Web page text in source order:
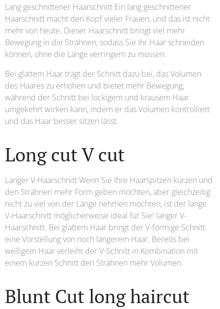
Lang geschnittener Haarschnitt Ein lang geschnittener
Haarschnitt macht den Kopf vieler Frauen, und das ist nicht
mehr von heute. Dieser Haarschnitt bringt viel mehr
Bewegung in die Strähnen, sodass Sie Ihr Haar schneiden
können, ohne die Länge verringern zu müssen.
Bei glattem Haar trägt der Schnitt dazu bei, das Volumen
des Haares zu erhöhen und bietet mehr Bewegung,
während der Schnitt bei lockigem und krausem Haar
umgekehrt wirken kann, indem er das Volumen kontrolliert
und das Haar besser sitzen lässt.
Long cut V cut
Langer V-Haarschnitt Wenn Sie Ihre Haarspitzen kürzen und
den Strähnen mehr Form geben möchten, aber gleichzeitig
nicht zu viel von der Länge nehmen möchten, ist der lange
V-Haarschnitt möglicherweise ideal für Sie! langer V-
Haarschnitt. Bei glattem Haar bringt der V-förmige Schnitt
eine Vorstellung von noch längerem Haar. Bereits bei
welligem Haar verleiht der V-Schnitt in Kombination mit
einem kurzen Schnitt den Strähnen mehr Volumen.
Blunt Cut long haircut